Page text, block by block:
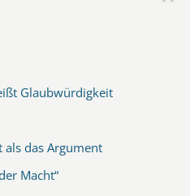
Glaubwürdigkeit
als das Argument
Macht“